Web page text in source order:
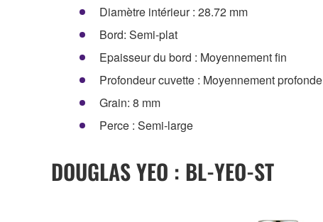
Diamètre intérieur : 28.72 mm
Bord: Semi-plat
Epaisseur du bord : Moyennement fin
Profondeur cuvette : Moyennement profonde
Grain: 8 mm
Perce : Semi-large
DOUGLAS YEO : BL-YEO-ST